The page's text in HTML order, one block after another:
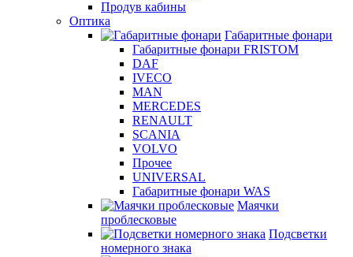
Продув кабины
Оптика
Габаритные фонари
Габаритные фонари FRISTOM
DAF
IVECO
MAN
MERCEDES
RENAULT
SCANIA
VOLVO
Прочее
UNIVERSAL
Габаритные фонари WAS
Маячки
проблесковые
Подсветки
номерного знака